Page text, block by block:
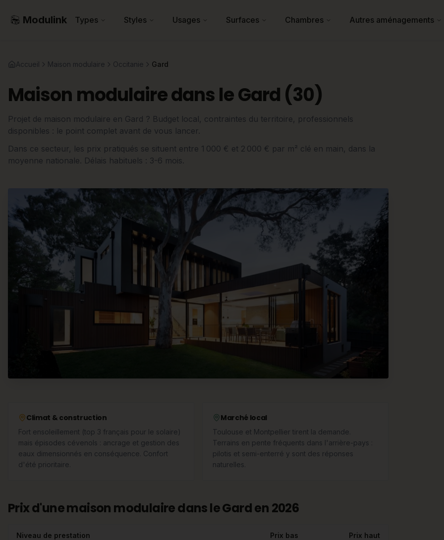
Modulink Types Styles Usages Surfaces Chambres Autres aménagements
Accueil Maison modulaire Occitanie Gard
Maison modulaire dans le Gard (30)
Projet de maison modulaire en Gard ? Budget local, contraintes du territoire, professionnels
disponibles : le point complet avant de vous lancer.
Dans ce secteur, les prix pratiqués se situent entre 1 000 € et 2 000 € par m² clé en main, dans la
moyenne nationale. Délais habituels : 3-6 mois.
Climat & construction
Fort ensoleillement (top 3 français pour le solaire)
mais épisodes cévenols : ancrage et gestion des
eaux dimensionnés en conséquence. Confort
d'été prioritaire.
Marché local
Toulouse et Montpellier tirent la demande.
Terrains en pente fréquents dans l'arrière-pays :
pilotis et semi-enterré y sont des réponses
naturelles.
Prix d'une maison modulaire dans le Gard en 2026
Niveau de prestation Prix bas Prix haut